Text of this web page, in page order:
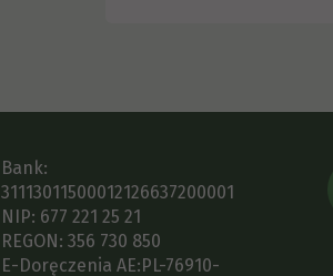
Bank:
31113011500012126637200001
NIP: 677 221 25 21
REGON: 356 730 850
E-Doręczenia AE:PL-76910-